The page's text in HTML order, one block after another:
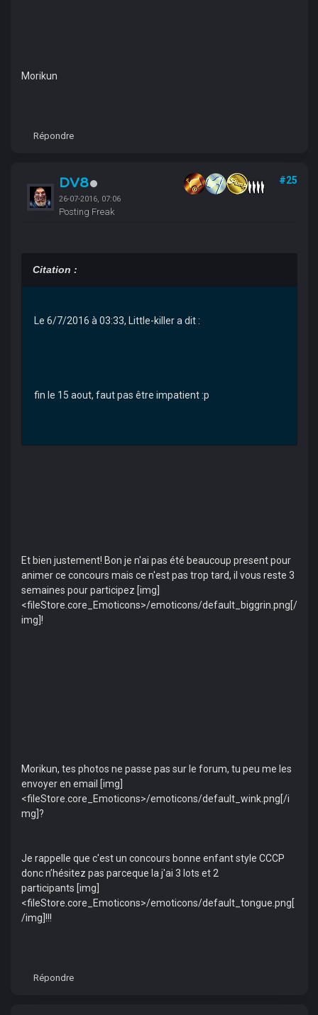
Morikun
Répondre
DV8
26-07-2016, 07:06
Posting Freak
#25
Citation :
Le 6/7/2016 à 03:33, Little-killer a dit :
fin le 15 aout, faut pas être impatient :p
Et bien justement! Bon je n'ai pas été beaucoup present pour
animer ce concours mais ce n'est pas trop tard, il vous reste 3
semaines pour participez [img]
<fileStore.core_Emoticons>/emoticons/default_biggrin.png[/
img]!
Morikun, tes photos ne passe pas sur le forum, tu peu me les
envoyer en email [img]
<fileStore.core_Emoticons>/emoticons/default_wink.png[/i
mg]?
Je rappelle que c'est un concours bonne enfant style CCCP
donc n’hésitez pas parceque la j'ai 3 lots et 2
participants [img]
<fileStore.core_Emoticons>/emoticons/default_tongue.png[
/img]!!!
Répondre